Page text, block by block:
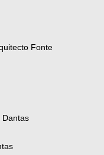
Fonte
Dantas